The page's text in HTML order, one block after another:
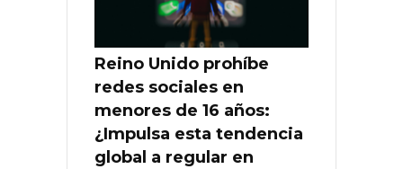
Reino Unido prohíbe
redes sociales en
menores de 16 años:
¿Impulsa esta tendencia
global a regular en